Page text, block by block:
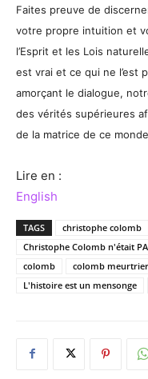
Faites preuve de
votre propre intuition et
l’Esprit et les Lois
est vrai et ce qui ne l’est
amorçant le dialogue,
des vérités supérieures
de la matrice de ce
Lire en :
English
TAGS
christophe colomb
Christophe Colomb n'était
colomb
colomb meurtrier
L'histoire est un mensonge